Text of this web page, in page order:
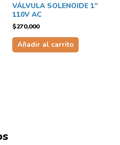
VÁLVULA SOLENOIDE 1″
110V AC
$270,000
Añadir al carrito